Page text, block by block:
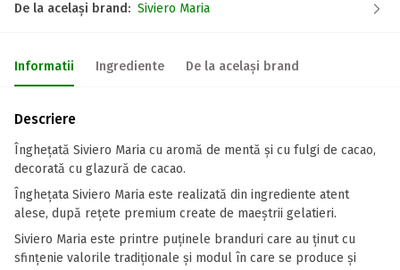
De la același brand: Siviero Maria
Informatii Ingrediente De la același brand
Descriere
Înghețată Siviero Maria cu aromă de mentă și cu fulgi de cacao,
decorată cu glazură de cacao.
Înghețata Siviero Maria este realizată din ingrediente atent
alese, după rețete premium create de maeștrii gelatieri.
Siviero Maria este printre puținele branduri care au ținut cu
sfințenie valorile tradiționale și modul în care se produce și